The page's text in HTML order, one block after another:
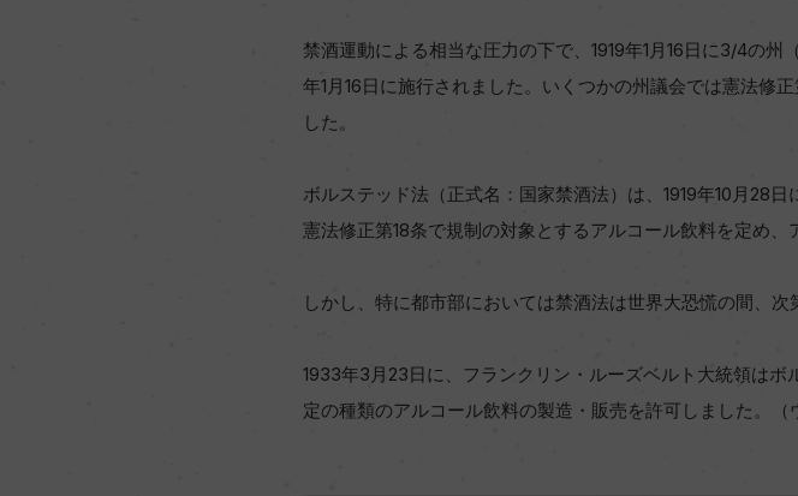
禁酒運動による相当な圧力の下で、1919年1月16日に3/4の
年1月16日に施行されました。いくつかの州議会では憲法修
した。
ボルステッド法（正式名：国家禁酒法）は、1919年10月28
憲法修正第18条で規制の対象とするアルコール飲料を定め、
しかし、特に都市部においては禁酒法は世界大恐慌の間、次
1933年3月23日に、フランクリン・ルーズベルト大統領は
定の種類のアルコール飲料の製造・販売を許可しました。（